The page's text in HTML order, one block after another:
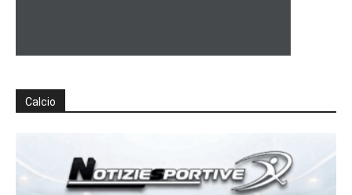
Calcio